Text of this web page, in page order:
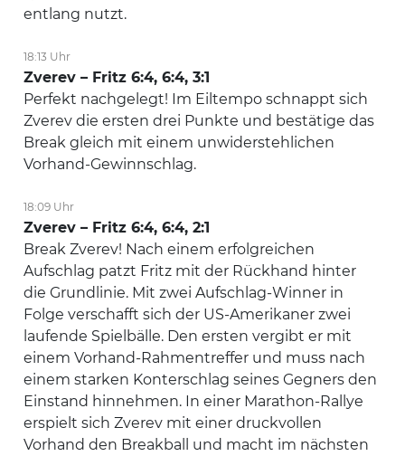
entlang nutzt.
18:13 Uhr
Zverev – Fritz 6:4, 6:4, 3:1
Perfekt nachgelegt! Im Eiltempo schnappt sich
Zverev die ersten drei Punkte und bestätige das
Break gleich mit einem unwiderstehlichen
Vorhand-Gewinnschlag.
18:09 Uhr
Zverev – Fritz 6:4, 6:4, 2:1
Break Zverev! Nach einem erfolgreichen
Aufschlag patzt Fritz mit der Rückhand hinter
die Grundlinie. Mit zwei Aufschlag-Winner in
Folge verschafft sich der US-Amerikaner zwei
laufende Spielbälle. Den ersten vergibt er mit
einem Vorhand-Rahmentreffer und muss nach
einem starken Konterschlag seines Gegners den
Einstand hinnehmen. In einer Marathon-Rallye
erspielt sich Zverev mit einer druckvollen
Vorhand den Breakball und macht im nächsten